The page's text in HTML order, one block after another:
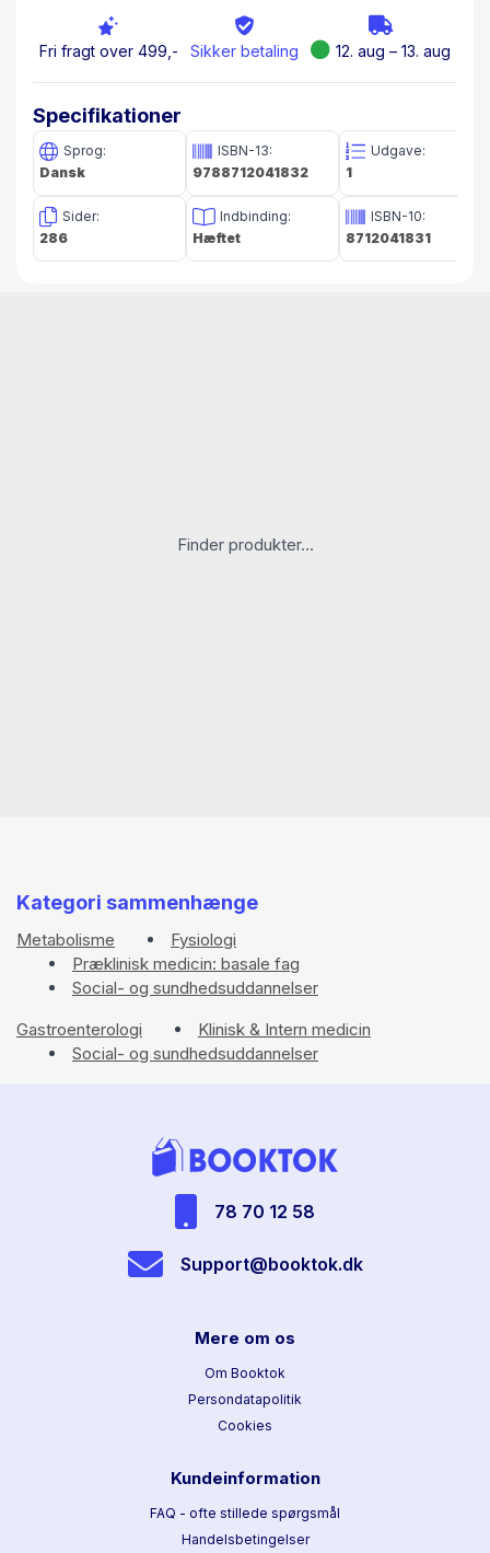
en sund kost. Kostens betydning og
vigtigheden af en god madkultur fremhæves.
forsynet med et grundigt stikordsregister, så
læserne hurtigt kan finde frem til lige netop det
organ eller den sygdom, de er interesseret i.
Fri fragt over 499,- Sikker betaling 12. aug – 13. aug
Specifikationer
Sprog:
Dansk
Sider:
286
ISBN-13:
9788712041832
Indbinding:
Hæftet
Udgave:
1
ISBN-10:
8712041831
Finder produkter...
Kategori sammenhænge
Metabolisme
Fysiologi
Præklinisk medicin: basale fag
Social- og sundhedsuddannelser
Gastroenterologi
Klinisk & Intern medicin
Social- og sundhedsuddannelser
78 70 12 58
Support@booktok.dk
Mere om os
Om Booktok
Persondatapolitik
Cookies
Kundeinformation
FAQ - ofte stillede spørgsmål
Handelsbetingelser